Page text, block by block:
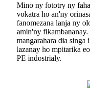
Mino ny fototry ny
vokatra ho an'ny
fanomezana lanja ny
amin'ny
mangarahara dia singa
lazanay ho mpitarika
PE indostrialy.